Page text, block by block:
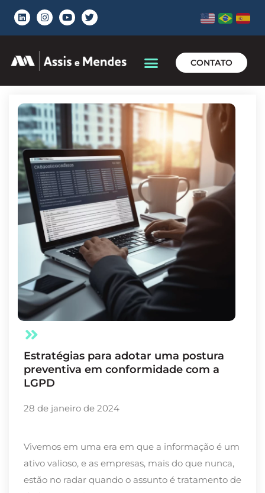
CONTATO
Estratégias para adotar uma postura
preventiva em conformidade com a
LGPD
28 de janeiro de 2024
Vivemos em uma era em que a informação é um
ativo valioso, e as empresas, mais do que nunca,
estão no radar quando o assunto é tratamento de